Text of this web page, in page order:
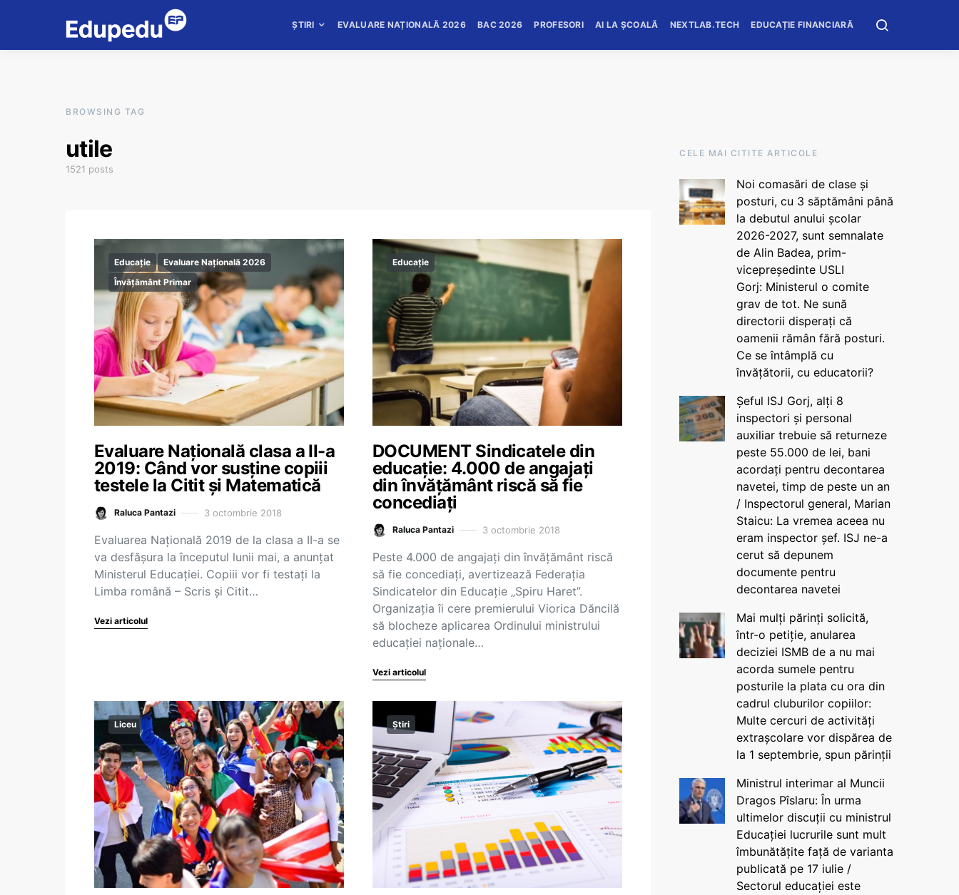
ȘTIRI EVALUARE NAȚIONALĂ 2026 BAC 2026 PROFESORI AI LA ȘCOALĂ NEXTLAB.TECH EDUCAȚIE FINANCIARĂ
BROWSING TAG
utile
1521 posts
Educație
Evaluare Națională 2026
Învățământ Primar
Evaluare Națională clasa a II-a
2019: Când vor susține copiii
testele la Citit și Matematică
Raluca Pantazi 3 octombrie 2018
Evaluarea Națională 2019 de la clasa a II-a se
va desfășura la începutul lunii mai, a anunțat
Ministerul Educației. Copiii vor fi testați la
Limba română – Scris și Citit…
Vezi articolul
Educație
DOCUMENT Sindicatele din
educație: 4.000 de angajați
din învățământ riscă să fie
concediați
Raluca Pantazi 3 octombrie 2018
Peste 4.000 de angajați din învățământ riscă
să fie concediați, avertizează Federația
Sindicatelor din Educație „Spiru Haret”.
Organizația îi cere premierului Viorica Dăncilă
să blocheze aplicarea Ordinului ministrului
educației naționale…
Vezi articolul
Liceu Știri
CELE MAI CITITE ARTICOLE
Noi comasări de clase și
posturi, cu 3 săptămâni până
la debutul anului școlar
2026-2027, sunt semnalate
de Alin Badea, prim-
vicepreședinte USLI
Gorj: Ministerul o comite
grav de tot. Ne sună
directorii disperați că
oamenii rămân fără posturi.
Ce se întâmplă cu
învățătorii, cu educatorii?
Șeful ISJ Gorj, alți 8
inspectori și personal
auxiliar trebuie să returneze
peste 55.000 de lei, bani
acordați pentru decontarea
navetei, timp de peste un an
/ Inspectorul general, Marian
Staicu: La vremea aceea nu
eram inspector șef. ISJ ne-a
cerut să depunem
documente pentru
decontarea navetei
Mai mulți părinți solicită,
într-o petiție, anularea
deciziei ISMB de a nu mai
acorda sumele pentru
posturile la plata cu ora din
cadrul cluburilor copiilor:
Multe cercuri de activități
extrașcolare vor dispărea de
la 1 septembrie, spun părinții
Ministrul interimar al Muncii
Dragos Pîslaru: În urma
ultimelor discuții cu ministrul
Educației lucrurile sunt mult
îmbunătățite față de varianta
publicată pe 17 iulie /
Sectorul educației este